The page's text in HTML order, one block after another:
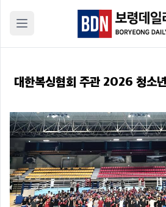
대한복싱협회 주관 2026 청소